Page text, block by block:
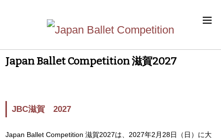
Japan Ballet Competition 滋賀2027
JBC滋賀 2027
Japan Ballet Competition 滋賀2027は、2027年2月28日（日）に大